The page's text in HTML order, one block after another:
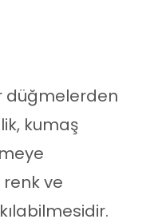
düğmelerden
kumaş
ve